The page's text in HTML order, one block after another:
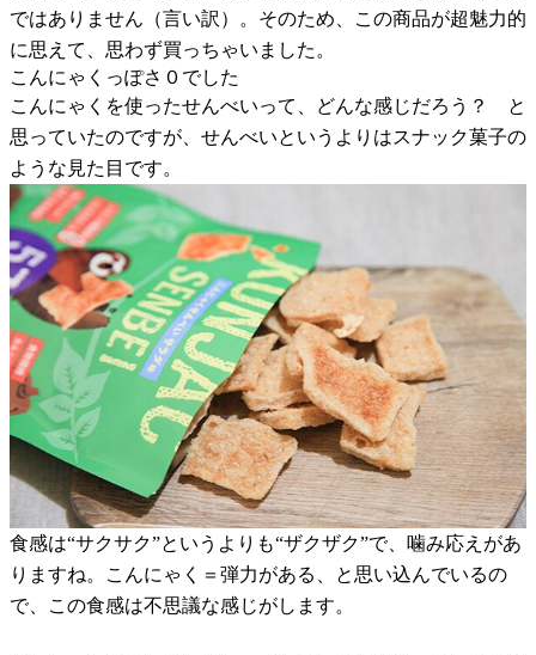
ではありません（言い訳）。そのため、この商品が超魅力的
に思えて、思わず買っちゃいました。
こんにゃくっぽさ０でした
こんにゃくを使ったせんべいって、どんな感じだろう？ と
思っていたのですが、せんべいというよりはスナック菓子の
ような見た目です。
食感は“サクサク”というよりも“ザクザク”で、噛み応えがあ
りますね。こんにゃく＝弾力がある、と思い込んでいるの
で、この食感は不思議な感じがします。